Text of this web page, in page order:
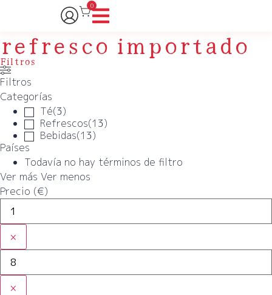
0
refresco importado
Filtros
Filtros
Categorías
Té(3)
Refrescos(13)
Bebidas(13)
Países
Todavía no hay términos de filtro
Ver más Ver menos
Precio (€)
×
×